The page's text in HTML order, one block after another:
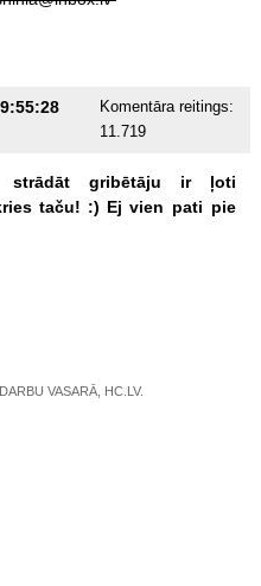
Komentāra reitings:
11.719
strādāt gribētāju ir
ļoti
taču! :) Ej vien pati pie
VASARĀ, HC.LV.